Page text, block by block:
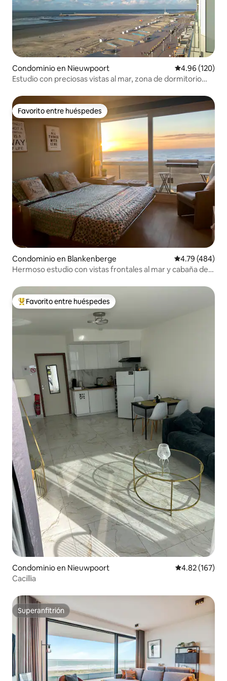
Condominio en Nieuwpoort Calificación
4.96 (120)
Estudio con preciosas vistas al mar, zona de dormitorio
Favorito entre huéspedes
Favorito entre huéspedes
Condominio en Blankenberge Calificación
4.79 (484)
Hermoso estudio con vistas frontales al mar y cabaña de
De los mejores en Favorito entre huéspedes
Favorito entre huéspedes
Condominio en Nieuwpoort Calificación
4.82 (167)
Cacillia
Superanfitrión
Superanfitrión